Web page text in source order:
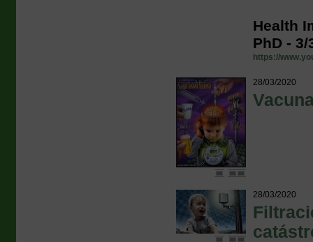
Health
PhD - 3/
https://
28/03/2020
28/03/2020